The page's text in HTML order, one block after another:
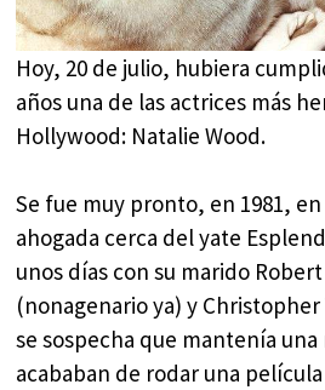
Hoy, 20 de julio, hubiera
años una de las actrices más
Hollywood: Natalie Wood.
Se fue muy pronto, en 1981,
ahogada cerca del yate
unos días con su marido
(nonagenario ya) y
se sospecha que mantenía
acababan de rodar una